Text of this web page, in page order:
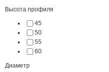
Высота профиля
45
50
55
60
Диаметр